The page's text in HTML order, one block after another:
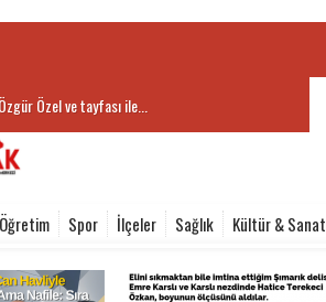
Özel ve tayfası ile...
Spor İlçeler Sağlık Kültür & Sanat